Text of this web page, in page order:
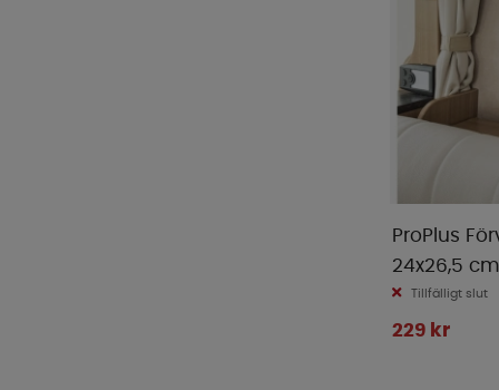
ProPlus
24x26,5 cm
Tillfälligt slut
229 kr